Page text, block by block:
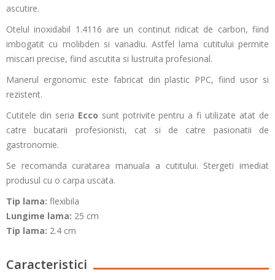
ascutire.
Otelul inoxidabil 1.4116 are un continut ridicat de carbon, fiind
imbogatit cu molibden si vanadiu. Astfel lama cutitului permite
miscari precise, fiind ascutita si lustruita profesional.
Manerul ergonomic este fabricat din plastic PPC, fiind usor si
rezistent.
Cutitele din seria Ecco sunt potrivite pentru a fi utilizate atat de
catre bucatarii profesionisti, cat si de catre pasionatii de
gastronomie.
Se recomanda curatarea manuala a cutitului. Stergeti imediat
produsul cu o carpa uscata.
Tip lama: flexibila
Lungime lama: 25 cm
Tip lama: 2.4 cm
Caracteristici